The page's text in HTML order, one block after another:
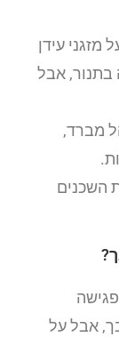
עידן
בתנור, אבל
מברד,
השכנים
אבל על